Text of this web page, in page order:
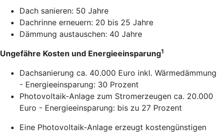
Dach sanieren: 50 Jahre
Dachrinne erneuern: 20 bis 25 Jahre
Dämmung austauschen: 40 Jahre
Ungefähre Kosten und Energieeinsparung1
Dachsanierung ca. 40.000 Euro inkl. Wärmedämmung
- Energieeinsparung: 30 Prozent
Photovoltaik-Anlage zum Stromerzeugen ca. 20.000
Euro - Energieeinsparung: bis zu 27 Prozent
Eine Photovoltaik-Anlage erzeugt kostengünstigen